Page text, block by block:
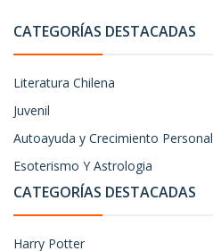
CATEGORÍAS DESTACADAS
Literatura Chilena
Juvenil
Autoayuda y Crecimiento Personal
Esoterismo Y Astrologia
CATEGORÍAS DESTACADAS
Harry Potter